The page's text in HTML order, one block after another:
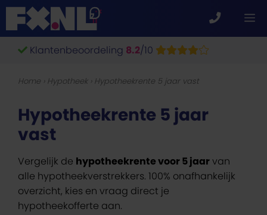
Ga
naar
de
inhoudKlantenbeoordeling 8.2/10
Home › Hypotheek› Hypotheekrente 5 jaar vast
Hypotheekrente 5 jaar
vast
Vergelijk de hypotheekrente voor 5 jaarvan
alle hypotheekverstrekkers. 100% onafhankelijk
overzicht, kies en vraag direct je
hypotheekofferte aan.